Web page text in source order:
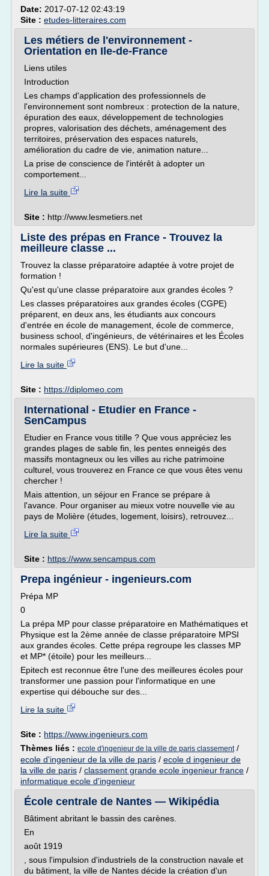
Date: 2017-07-12 02:43:19
Site : etudes-litteraires.com
Les métiers de l'environnement -
Orientation en Ile-de-France
Liens utiles
Introduction
Les champs d'application des professionnels de
l'environnement sont nombreux : protection de la nature,
épuration des eaux, développement de technologies
propres, valorisation des déchets, aménagement des
territoires, préservation des espaces naturels,
amélioration du cadre de vie, animation nature...
La prise de conscience de l'intérêt à adopter un
comportement...
Lire la suite
Site : http://www.lesmetiers.net
Liste des prépas en France - Trouvez la
meilleure classe ...
Trouvez la classe préparatoire adaptée à votre projet de
formation !
Qu'est qu'une classe préparatoire aux grandes écoles ?
Les classes préparatoires aux grandes écoles (CGPE)
préparent, en deux ans, les étudiants aux concours
d'entrée en école de management, école de commerce,
business school, d'ingénieurs, de vétérinaires et les Écoles
normales supérieures (ENS). Le but d'une...
Lire la suite
Site : https://diplomeo.com
International - Etudier en France -
SenCampus
Etudier en France vous titille ? Que vous appréciez les
grandes plages de sable fin, les pentes enneigés des
massifs montagneux ou les villes au riche patrimoine
culturel, vous trouverez en France ce que vous êtes venu
chercher !
Mais attention, un séjour en France se prépare à
l'avance. Pour organiser au mieux votre nouvelle vie au
pays de Molière (études, logement, loisirs), retrouvez...
Lire la suite
Site : https://www.sencampus.com
Prepa ingénieur - ingenieurs.com
Prépa MP
0
La prépa MP pour classe préparatoire en Mathématiques et
Physique est la 2ème année de classe préparatoire MPSI
aux grandes écoles. Cette prépa regroupe les classes MP
et MP* (étoile) pour les meilleurs...
Epitech est reconnue être l'une des meilleures écoles pour
transformer une passion pour l'informatique en une
expertise qui débouche sur des...
Lire la suite
Site : https://www.ingenieurs.com
Thèmes liés : ecole d'ingenieur de la ville de paris classement/
ecole d'ingenieur de la ville de paris / ecole d ingenieur de
la ville de paris / classement grande ecole ingenieur france /
informatique ecole d'ingenieur
École centrale de Nantes — Wikipédia
Bâtiment abritant le bassin des carènes.
En
août 1919
, sous l'impulsion d'industriels de la construction navale et
du bâtiment, la ville de Nantes décide la création d'un